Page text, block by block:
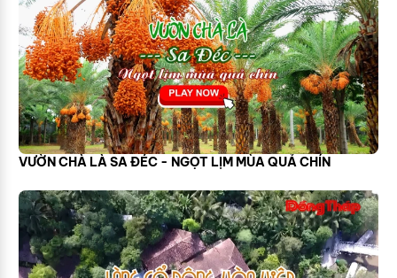
VƯỜN CHÀ LÀ SA ĐÉC - NGỌT LỊM MÙA QUẢ CHÍN